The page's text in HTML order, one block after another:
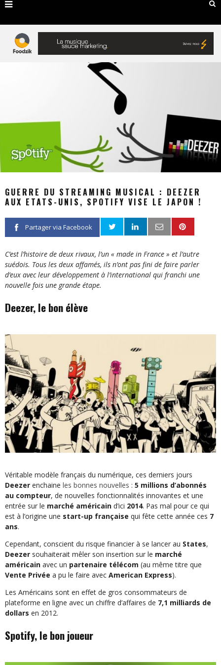
GUERRE DU STREAMING MUSICAL : DEEZER
AUX ETATS-UNIS, SPOTIFY VISE LE JAPON !
Partager via Facebook
C’est l’histoire de deux rivaux, l’un « made in France » et l’autre
suédois. Tous les deux affamés, ils n’ont pas fini de faire parler
d’eux avec leur développement à l’international qui franchi une
nouvelle fois une grande étape.
Deezer, le bon élève
Véritable modèle français du numérique, ces derniers jours
Deezer enchaine les bonnes nouvelles : 5 millions d’abonnés
au compteur, de nouvelles fonctionnalités innovantes et une
entrée sur le marché américain d’ici 2014. Pas mal pour ce qui
est à l’origine une start-up française qui fête cette année ces 7
ans.
Cependant, conscient du risque financier à se lancer au States,
Deezer souhaiterait mêler son insertion sur le marché
américain avec un partenaire télécom (au même titre que
Vente Privée a pu le faire avec American Express).
Les Américains sont en effet de gros consommateurs de
plateforme en ligne avec un chiffre d’affaires de 7,1 milliards de
dollars en 2012.
Spotify, le bon joueur